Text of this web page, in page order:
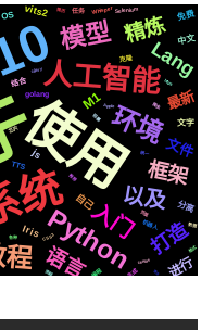
使用
统
人工智能
Python
环境
程
模型
入门
以及
框架
精炼
语言
打造
Lang
文件
最新
进行
M1
自己
js
Iris
vits2
OS
文字
分离
中文
免费
golang
TTS
结合
克隆
任务
芯片
机器人
Whisper
编程
Selenium
生成
推荐
celery
阻塞
Apple
各种
统一
CSS3
爬虫
页面
https
简历
流程
数据
centos
格式
语法